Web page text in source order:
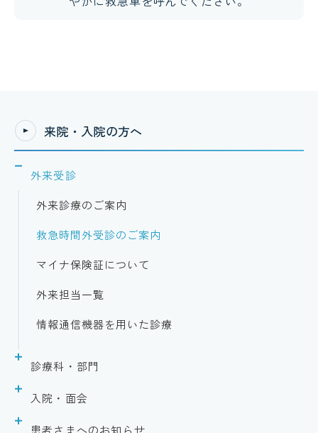
来院・入院の方へ
外来受診
外来診療のご案内
救急時間外受診のご案内
マイナ保険証について
外来担当一覧
情報通信機器を用いた診療
診療科・部門
呼吸器外科
婦人科
入院・面会
入院のご案内
患者さまへのお知らせ